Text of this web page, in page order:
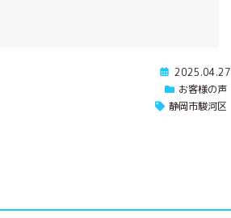
2025.04.27
お客様の声
静岡市駿河区